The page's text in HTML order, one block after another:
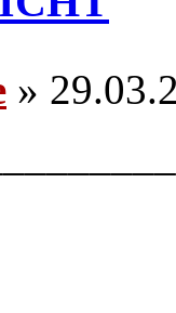
»